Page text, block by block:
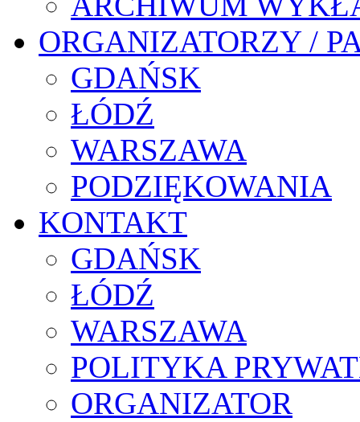
ORGANIZATORZY /
GDAŃSK
ŁÓDŹ
WARSZAWA
PODZIĘKOWANIA
KONTAKT
GDAŃSK
ŁÓDŹ
WARSZAWA
POLITYKA
ORGANIZATOR